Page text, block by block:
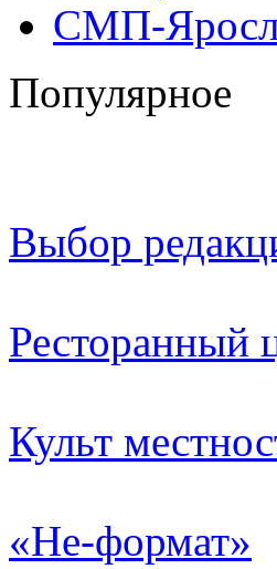
СМП-
Популярное
Выбор
Ресторанный
Культ
«Не-формат»